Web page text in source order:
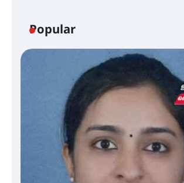
Popular
ഫിലിം സൊസൈറ്റി
സെന്റ് ജോസഫ്സ്
കോമേഴ്‌സ്
തുടക്കമായി
കോമേഴ്സ്
എസ് എൻ ഹയർ